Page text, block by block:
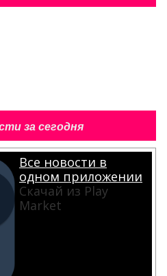
за сегодня
Все новости в
одном приложении
Скачай из Play
Market